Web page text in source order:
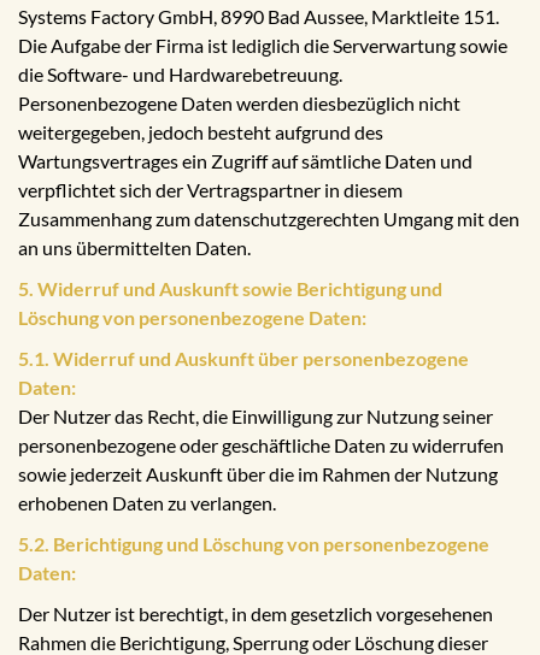
Systems Factory GmbH, 8990 Bad Aussee, Marktleite 151.
Die Aufgabe der Firma ist lediglich die Serverwartung sowie
die Software- und Hardwarebetreuung.
Personenbezogene Daten werden diesbezüglich nicht
weitergegeben, jedoch besteht aufgrund des
Wartungsvertrages ein Zugriff auf sämtliche Daten und
verpflichtet sich der Vertragspartner in diesem
Zusammenhang zum datenschutzgerechten Umgang mit den
an uns übermittelten Daten.
5. Widerruf und Auskunft sowie Berichtigung und
Löschung von personenbezogene Daten:
5.1. Widerruf und Auskunft über personenbezogene
Daten:
Der Nutzer das Recht, die Einwilligung zur Nutzung seiner
personenbezogene oder geschäftliche Daten zu widerrufen
sowie jederzeit Auskunft über die im Rahmen der Nutzung
erhobenen Daten zu verlangen.
5.2. Berichtigung und Löschung von personenbezogene
Daten:
Der Nutzer ist berechtigt, in dem gesetzlich vorgesehenen
Rahmen die Berichtigung, Sperrung oder Löschung dieser